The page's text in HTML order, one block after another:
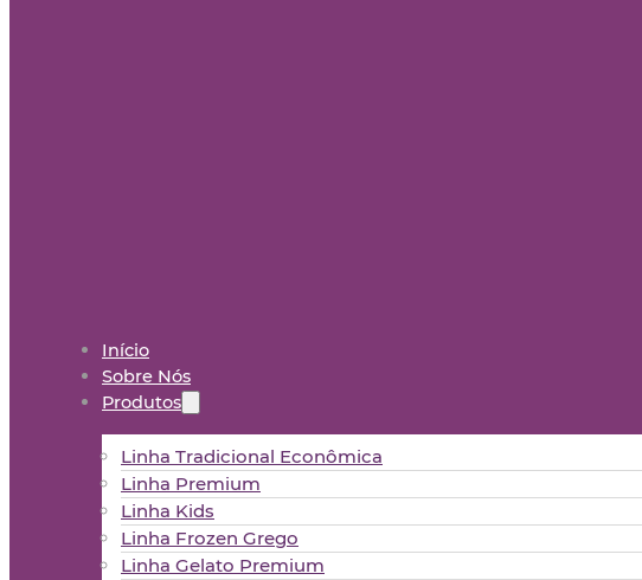
Início
Sobre Nós
Produtos
Linha Tradicional Econômica
Linha Premium
Linha Kids
Linha Frozen Grego
Linha Gelato Premium